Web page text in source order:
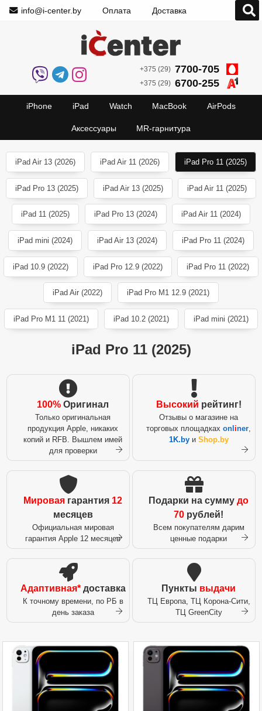
info@i-center.by Оплата Доставка
+375 (29) 7700-705
+375 (29) 6700-255
iPhone iPad Watch MacBook AirPods
Аксессуары MR-гарнитура
iPad Air 13 (2026) iPad Air 11 (2026) iPad Pro 11 (2025)
iPad Pro 13 (2025) iPad Air 13 (2025) iPad Air 11 (2025)
iPad 11 (2025) iPad Pro 13 (2024) iPad Air 11 (2024)
iPad mini (2024) iPad Air 13 (2024) iPad Pro 11 (2024)
iPad 10.9 (2022) iPad Pro 12.9 (2022) iPad Pro 11 (2022)
iPad Air (2022) iPad Pro M1 12.9 (2021)
iPad Pro M1 11 (2021) iPad 10.2 (2021) iPad mini (2021)
iPad Pro 11 (2025)
100% Оригинал
Только оригинальная
продукция Apple, никаких
копий и RFB. Вышлем имей
для проверки
Высокий рейтинг!
Отзывы о магазине на
торговых площадках onliner
1K.byи Shop.by
Мировая гарантия 12
месяцев
Официальная мировая
гарантия Apple 12 месяцев
Подарки на сумму до
70 рублей!
Всем покупателям дарим
ценные подарки
Адаптивная*доставка
К точному времени, по РБ в
день заказа
Пункты выдачи
ТЦ Европа, ТЦ Корона-Сити,
ТЦ GreenCity